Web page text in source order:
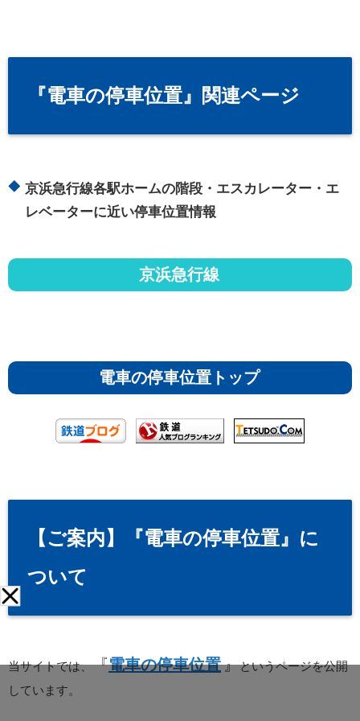
『電車の停車位置』関連ページ
京浜急行線各駅ホームの階段・エスカレーター・エ
レベーターに近い停車位置情報
京浜急行線
電車の停車位置トップ
【ご案内】『電車の停車位置』に
ついて
当サイトでは、『電車の停車位置』というページを公開
しています。